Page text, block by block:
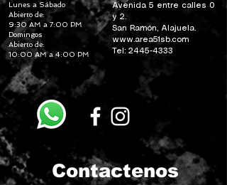
Lunes a Sábado
Abierto de:
9:30 AM a 7:00 PM
Domingos
Abierto de:
10:00 AM a 4:00 PM
Avenida 5 entre calles 0
y 2.
San Ramón, Alajuela.
www.area51sb.com
Tel: 2445-4333
Contactenos